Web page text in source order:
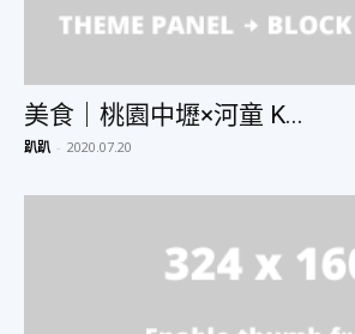
美食｜桃園中壢×河童 K...
趴趴 - 2020.07.20